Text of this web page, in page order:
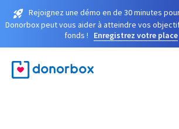
Rejoignez une démo en de 30 minutes
Donorbox peut vous aider à atteindre vos
fonds !
Enregistrez votre place